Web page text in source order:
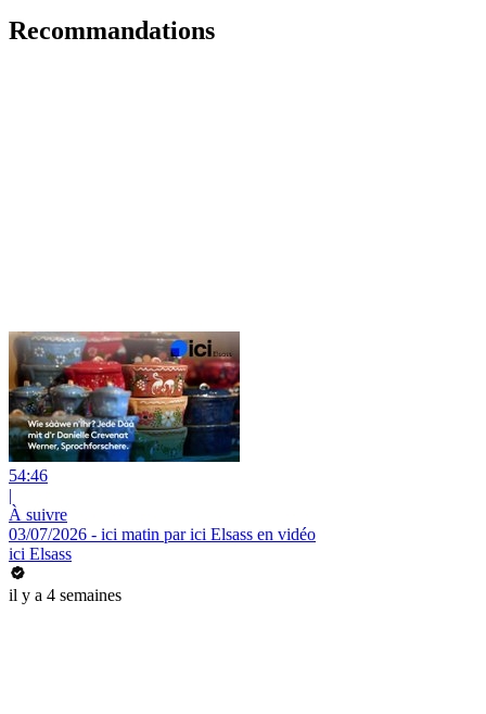
Recommandations
54:46
|
À suivre
03/07/2026 - ici matin par ici Elsass en vidéo
ici Elsass
il y a 4 semaines